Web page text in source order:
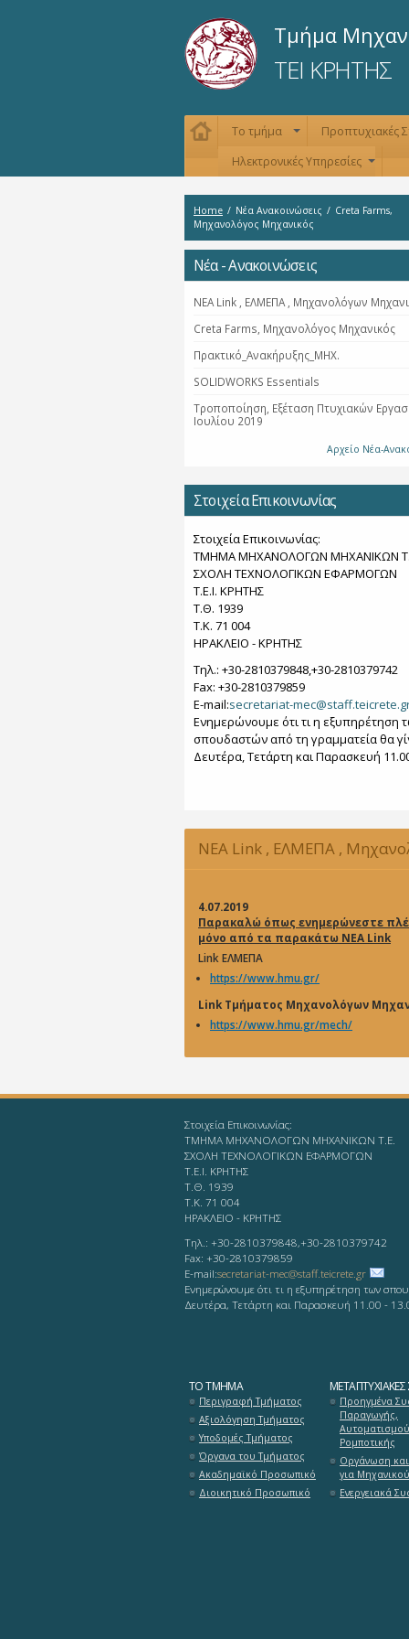
Τμήμα
ΤΕΙ ΚΡΗΤΗΣ
Το τμήμα Προπτυχιακές
Ηλεκτρονικές Υπηρεσίες
Home / Νέα Ανακοινώσεις / Creta Farms,
Μηχανολόγος Μηχανικός
Νέα - Ανακοινώσεις
NEA Link , ΕΛΜΕΠΑ , Μηχανολόγων
Creta Farms, Μηχανολόγος Μηχανικός
Πρακτικό_Ανακήρυξης_ΜΗΧ.
SOLIDWORKS Essentials
Τροποποίηση, Εξέταση Πτυχιακών
Ιουλίου 2019
Αρχείο Νέα-
Στοιχεία Επικοινωνίας
Στοιχεία Επικοινωνίας:
ΤΜΗΜΑ ΜΗΧΑΝΟΛΟΓΩΝ ΜΗΧΑΝΙΚΩΝ
ΣΧΟΛΗ ΤΕΧΝΟΛΟΓΙΚΩΝ ΕΦΑΡΜΟΓΩΝ
T.E.I. KΡΗΤΗΣ
Τ.Θ. 1939
Τ.Κ. 71 004
ΗΡΑΚΛΕΙΟ - KΡΗΤΗΣ
Τηλ.: +30-2810379848,+30-2810379742
Fax: +30-2810379859
Ε-mail:secretariat-
Ενημερώνουμε ότι τι η εξυπηρέτηση
σπουδαστών από τη γραμματεία θα
Δευτέρα, Τετάρτη και Παρασκευή
NEA Link , ΕΛΜΕΠΑ ,
4.07.2019
Παρακαλώ όπως ενημερώνεστε
μόνο από τα παρακάτω NEA Link
Link ΕΛΜΕΠΑ
https://www.hmu.gr/
Link Τμήματος Μηχανολόγων
https://www.hmu.gr/mech/
Στοιχεία Επικοινωνίας:
ΤΜΗΜΑ ΜΗΧΑΝΟΛΟΓΩΝ ΜΗΧΑΝΙΚΩΝ Τ.Ε.
ΣΧΟΛΗ ΤΕΧΝΟΛΟΓΙΚΩΝ ΕΦΑΡΜΟΓΩΝ
T.E.I. KΡΗΤΗΣ
Τ.Θ. 1939
Τ.Κ. 71 004
ΗΡΑΚΛΕΙΟ - KΡΗΤΗΣ
Τηλ.: +30-2810379848,+30-2810379742
Fax: +30-2810379859
Ε-mail:secretariat-mec@staff.teicrete.gr
Ενημερώνουμε ότι τι η εξυπηρέτηση των
Δευτέρα, Τετάρτη και Παρασκευή 11.00 -
ΤΟ ΤΜΉΜΑ
Περιγραφή Τμήματος
Αξιολόγηση Τμήματος
Υποδομές Τμήματος
Όργανα του Τμήματος
Ακαδημαϊκό Προσωπικό
Διοικητικό Προσωπικό
Προηγμένα
Παραγωγής,
Ρομποτικής
Οργάνωση
για
Ενεργειακά